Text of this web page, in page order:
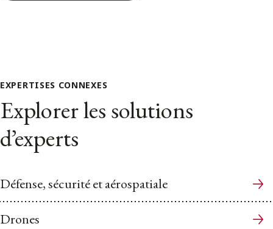
EXPERTISES CONNEXES
Explorer les solutions
d’experts
Défense, sécurité et aérospatiale
Drones